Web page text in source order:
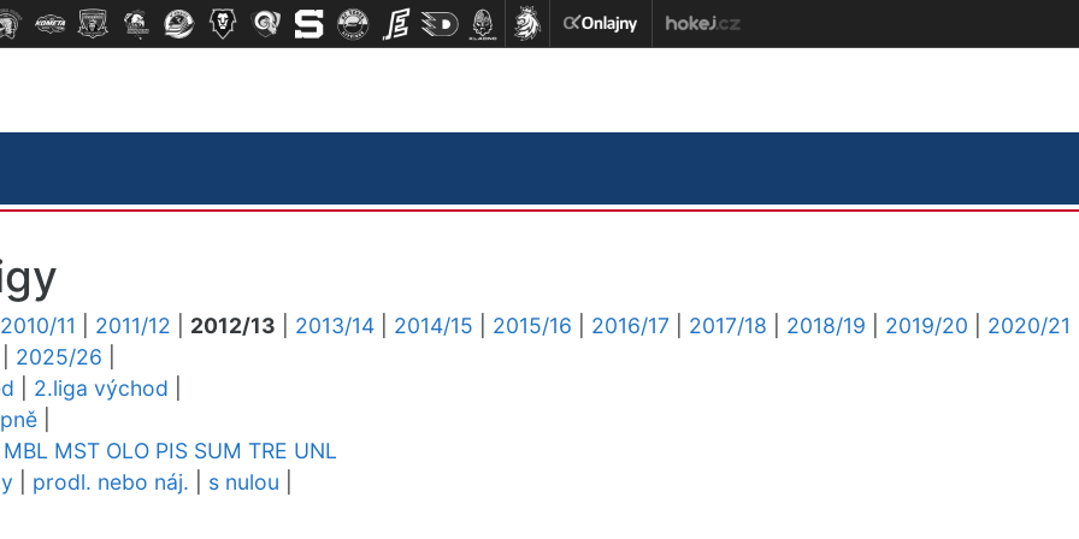
2010/11 2011/12 2012/13 2013/14 2014/15 2015/16 2016/17 2017/18 2018/19 2019/20
2020/21
2025/26
2.liga východ
MBL MST OLO PIS SUM TRE UNL
prodl. nebo náj. s nulou